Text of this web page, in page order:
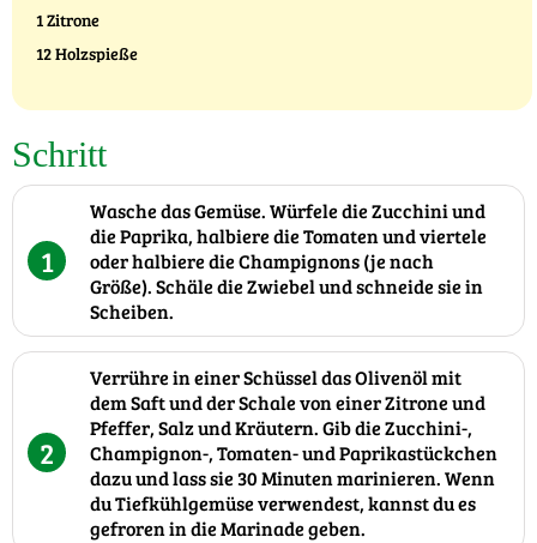
1 Zitrone
12 Holzspieße
Schritt
1
Wasche das Gemüse. Würfele die Zucchini und
die Paprika, halbiere die Tomaten und viertele
oder halbiere die Champignons (je nach
Größe). Schäle die Zwiebel und schneide sie in
Scheiben.
2
Verrühre in einer Schüssel das Olivenöl mit
dem Saft und der Schale von einer Zitrone und
Pfeffer, Salz und Kräutern. Gib die Zucchini-,
Champignon-, Tomaten- und Paprikastückchen
dazu und lass sie 30 Minuten marinieren. Wenn
du Tiefkühlgemüse verwendest, kannst du es
gefroren in die Marinade geben.